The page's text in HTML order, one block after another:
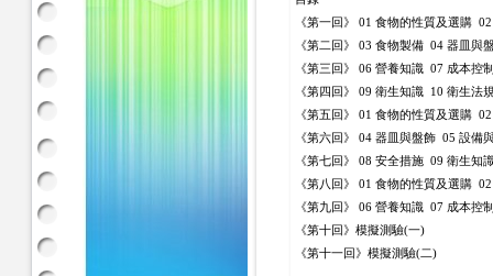
《第一回》 01 食物的性質及選購
《第二回》 03 食物製備 04 器皿與
《第三回》 06 營養知識 07 成本
《第四回》 09 衛生知識 10 衛生法
《第五回》 01 食物的性質及選購
《第六回》 04 器皿與盤飾 05 設
《第七回》 08 安全措施 09 衛生知
《第八回》 01 食物的性質及選購
《第九回》 06 營養知識 07 成本
《第十回》模擬測驗(一)
《第十一回》模擬測驗(二)